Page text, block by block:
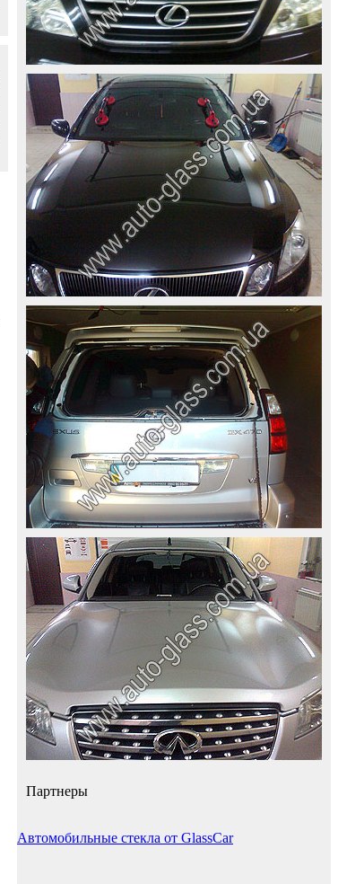
Партнеры
Автомобильные стекла от GlassCar